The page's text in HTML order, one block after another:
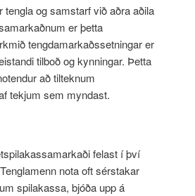
og samstarf við aðra aðila
er þetta
tengdamarkaðssetningar er
tilboð og kynningar. Þetta
að tilteknum
tekjum sem myndast.
felast í því
nota oft sérstakar
spilakassa, bjóða upp á